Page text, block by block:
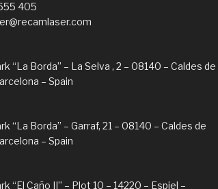
405
“La Borda” – La Selva , 2 – 08140 – Caldes de
– Spain
“La Borda” – Garraf, 21 – 08140 – Caldes de
– Spain
“El Caño II” – Plot 10 – 14220 – Espiel –